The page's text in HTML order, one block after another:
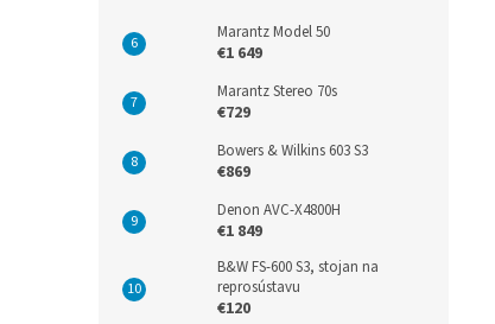
Marantz Model 50
€1 649
Marantz Stereo 70s
€729
Bowers & Wilkins 603 S3
€869
Denon AVC-X4800H
€1 849
B&W FS-600 S3, stojan na
reprosústavu
€120